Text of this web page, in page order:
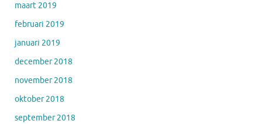
maart 2019
februari 2019
januari 2019
december 2018
november 2018
oktober 2018
september 2018